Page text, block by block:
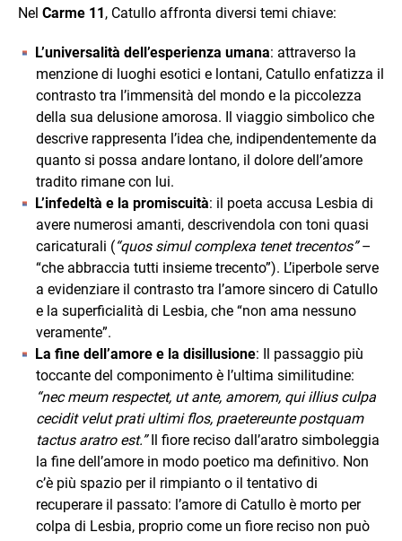
Nel Carme 11, Catullo affronta diversi temi chiave:
L’universalità dell’esperienza umana: attraverso la
menzione di luoghi esotici e lontani, Catullo enfatizza il
contrasto tra l’immensità del mondo e la piccolezza
della sua delusione amorosa. Il viaggio simbolico che
descrive rappresenta l’idea che, indipendentemente da
quanto si possa andare lontano, il dolore dell’amore
tradito rimane con lui.
L’infedeltà e la promiscuità: il poeta accusa Lesbia di
avere numerosi amanti, descrivendola con toni quasi
caricaturali (“quos simul complexa tenet trecentos”–
“che abbraccia tutti insieme trecento”). L’iperbole serve
a evidenziare il contrasto tra l’amore sincero di Catullo
e la superficialità di Lesbia, che “non ama nessuno
veramente”.
La fine dell’amore e la disillusione: Il passaggio più
toccante del componimento è l’ultima similitudine:
“nec meum respectet, ut ante, amorem, qui illius culpa
cecidit velut prati ultimi flos, praetereunte postquam
tactus aratro est.”Il fiore reciso dall’aratro simboleggia
la fine dell’amore in modo poetico ma definitivo. Non
c’è più spazio per il rimpianto o il tentativo di
recuperare il passato: l’amore di Catullo è morto per
colpa di Lesbia, proprio come un fiore reciso non può